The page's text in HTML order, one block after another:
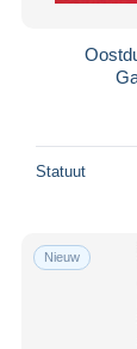
Statuut
Nieuw